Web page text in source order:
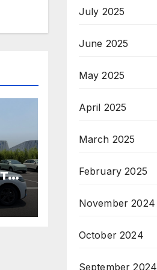
July 2025
June 2025
May 2025
April 2025
March 2025
February 2025
November 2024
October 2024
September 2024